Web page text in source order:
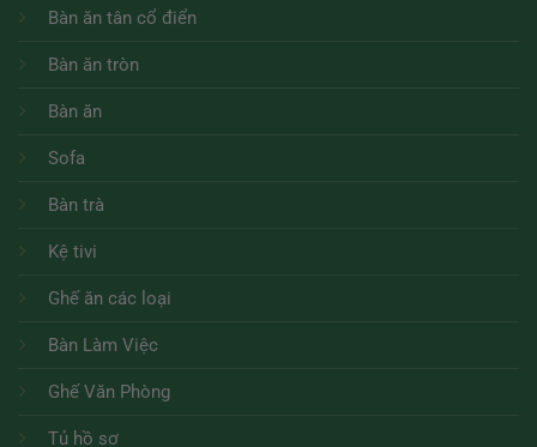
Bàn ăn tân cổ điển
Bàn ăn tròn
Bàn ăn
Sofa
Bàn trà
Kệ tivi
Ghế ăn các loại
Bàn Làm Việc
Ghế Văn Phòng
Tủ hồ sơ